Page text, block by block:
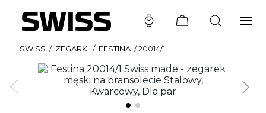
SWISS / ZEGARKI / FESTINA /20014/1